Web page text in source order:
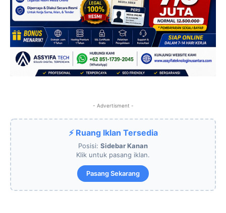
- Advertisment -
⚡ Ruang Iklan Tersedia
Posisi: Sidebar Kanan
Klik untuk pasang iklan.
Pasang Sekarang